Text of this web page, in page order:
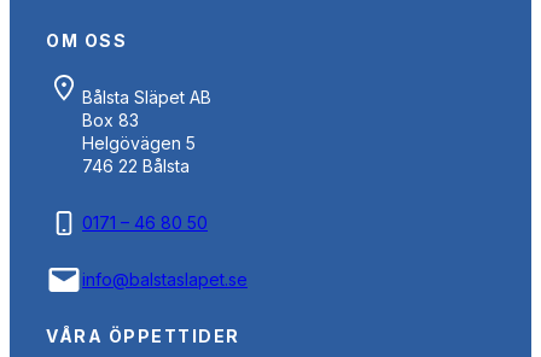
OM OSS
Bålsta Släpet AB
Box 83
Helgövägen 5
746 22 Bålsta
0171 – 46 80 50
info@balstaslapet.se
VÅRA ÖPPETTIDER